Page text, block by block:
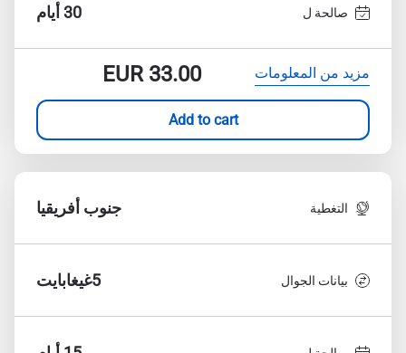
صالحة ل 30 أيام
مزيد من المعلومات EUR33.00
Add to cart
التغطية جنوب أفريقيا
بيانات الجوال 5غيغابايت